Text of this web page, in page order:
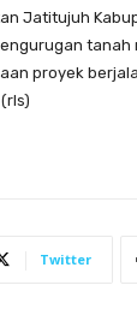
Jatitujuh
tanah
proyek
Twitter